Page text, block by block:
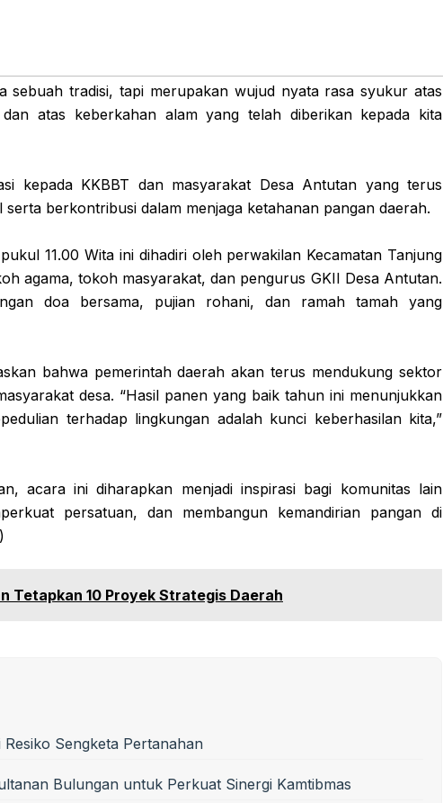
sebuah tradisi, tapi merupakan wujud nyata rasa syukur atas
atas keberkahan alam yang telah diberikan kepada kita
kepada KKBBT dan masyarakat Desa Antutan yang terus
berkontribusi dalam menjaga ketahanan pangan daerah.
11.00 Wita ini dihadiri oleh perwakilan Kecamatan Tanjung
agama, tokoh masyarakat, dan pengurus GKII Desa Antutan.
doa bersama, pujian rohani, dan ramah tamah yang
bahwa pemerintah daerah akan terus mendukung sektor
desa. “Hasil panen yang baik tahun ini menunjukkan
terhadap lingkungan adalah kunci keberhasilan kita,”
acara ini diharapkan menjadi inspirasi bagi komunitas lain
persatuan, dan membangun kemandirian pangan di
)
Tetapkan 10 Proyek Strategis Daerah
Sengketa Pertanahan
Bulungan untuk Perkuat Sinergi Kamtibmas